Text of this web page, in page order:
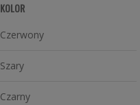
KOLOR
Czerwony
Szary
Czarny